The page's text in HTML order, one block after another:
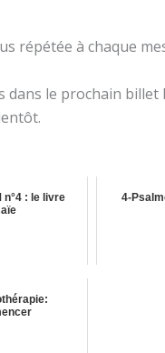
répétée à chaque
dans le prochain billet
n°4 : le livre
4-